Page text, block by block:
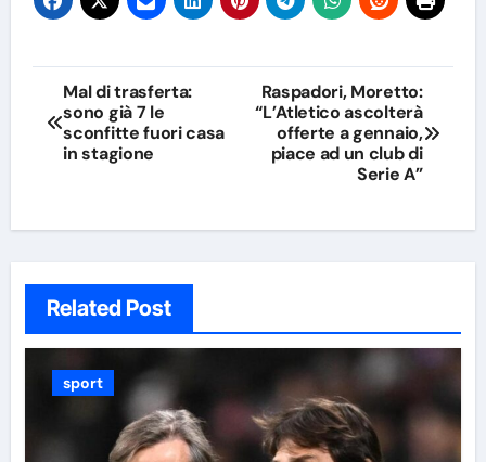
Navigazione
articoli
Mal di trasferta:
sono già 7 le
sconfitte fuori casa
in stagione
Raspadori, Moretto:
“L’Atletico ascolterà
offerte a gennaio,
piace ad un club di
Serie A”
Related Post
sport